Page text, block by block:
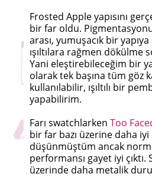
Frosted Apple yapısını
bir far oldu.
arası, yumuşacık bir
ışıltılara rağmen dökülme
Yani eleştirebileceğim bir
olarak tek başına tüm göz
kullanılabilir, ışıltılı bir
yapabilirim.
Farı swatchlarken Too
bir far bazı üzerine daha iyi
düşünmüştüm ancak
performansı gayet iyi çıktı.
üzerinde daha metalik